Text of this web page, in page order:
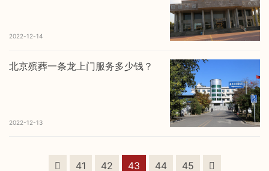
2022-12-14
北京殡葬一条龙上门服务多少钱？
2022-12-13
41 42 43 44 45